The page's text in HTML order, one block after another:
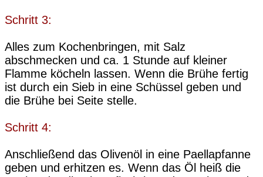
Schritt 3:
Alles zum Kochenbringen, mit Salz
abschmecken und ca. 1 Stunde auf kleiner
Flamme köcheln lassen. Wenn die Brühe fertig
ist durch ein Sieb in eine Schüssel geben und
die Brühe bei Seite stelle.
Schritt 4:
Anschließend das Olivenöl in eine Paellapfanne
geben und erhitzen es. Wenn das Öl heiß die